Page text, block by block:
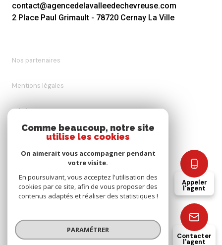
Appeler
l'agent
Contacter
l'agent
contact@agencedelavalleedechevreuse.com
2 Place Paul Grimault - 78720 Cernay La Ville
Nos partenaires
Mentions légales
Admin
Nos honoraires
Cookies
© 2026 | Tous droits réservés
Comme beaucoup, notre site
utilise les cookies
On aimerait vous accompagner pendant
votre visite.
En poursuivant, vous acceptez l'utilisation des
cookies par ce site, afin de vous proposer des
contenus adaptés et réaliser des statistiques !
PARAMÉTRER